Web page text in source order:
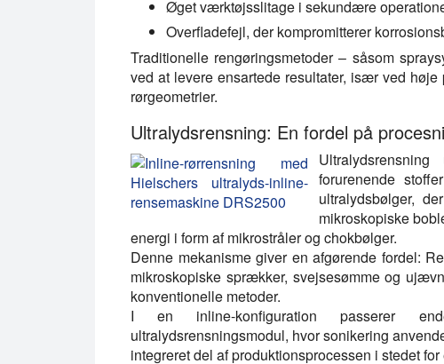
Øget værktøjsslitage i sekundære
Overfladefejl, der kompromitterer
Traditionelle rengøringsmetoder – såsom
ved at levere ensartede resultater, især ved
rørgeometrier.
Ultralydsrensning: En fordel på
forurenende
ultralydsbølger,
mikroskopiske
energi i form af mikrostråler og chokbølger.
Denne mekanisme giver en afgørende fordel:
mikroskopiske sprækker, svejsesømme og
konventionelle metoder.
I en inline-konfiguration passerer
ultralydsrensningsmodul, hvor sonikering
integreret del af produktionsprocessen i stedet